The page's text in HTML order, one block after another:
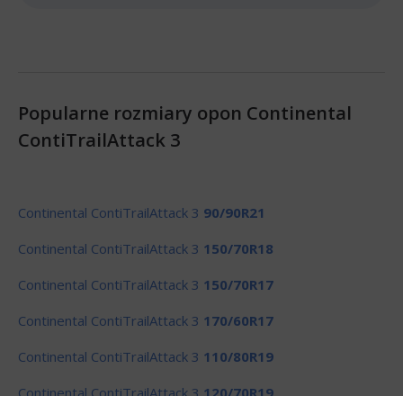
Popularne rozmiary opon Continental
ContiTrailAttack 3
Continental ContiTrailAttack 3 90/90R21
Continental ContiTrailAttack 3 150/70R18
Continental ContiTrailAttack 3 150/70R17
Continental ContiTrailAttack 3 170/60R17
Continental ContiTrailAttack 3 110/80R19
Continental ContiTrailAttack 3 120/70R19